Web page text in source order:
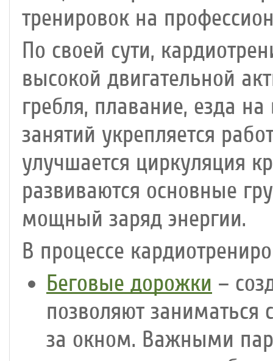
тренировок на
По своей сути,
высокой двигательной
гребля, плавание, езда
занятий укрепляется
улучшается циркуляция
развиваются основные
мощный заряд энергии.
В процессе
Беговые дорожки –
позволяют
за окном. Важными